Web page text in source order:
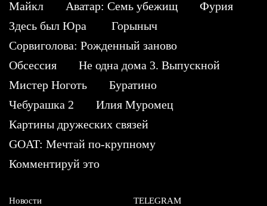
Майкл Аватар: Семь убежищ
Фурия
Здесь был Юра
Горыныч
Сорвиголова: Рожденный заново
Обсессия
Не одна дома 3. Выпускной
Мистер Ноготь
Буратино
Чебурашка 2
Илия Муромец
Картины дружеских связей
GOAT: Мечтай по-крупному
Комментируй это
Новости
TELEGRAM